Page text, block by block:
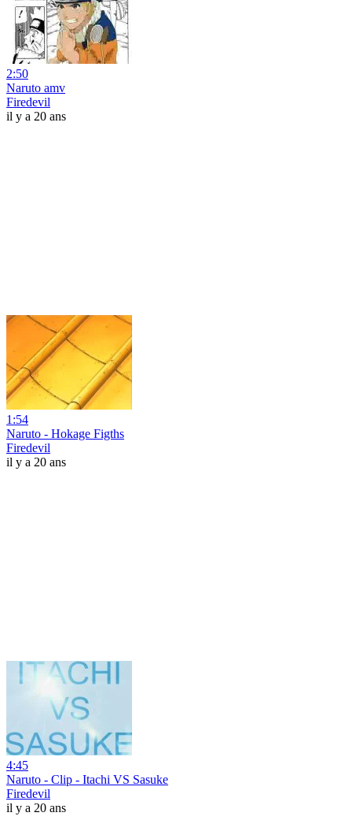
2:50
Naruto amv
Firedevil
il y a 20 ans
1:54
Naruto - Hokage Figths
Firedevil
il y a 20 ans
4:45
Naruto - Clip - Itachi VS Sasuke
Firedevil
il y a 20 ans